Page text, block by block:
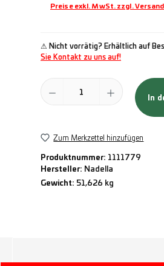
Preise exkl. MwSt. zzgl.
⚠ Nicht vorrätig? Erhältlich auf
Sie Kontakt zu uns auf!
Produkt Anzahl: Gib den
In
Zum Merkzettel hinzufügen
Produktnummer: 1111779
Hersteller: Nadella
Gewicht: 51,626 kg